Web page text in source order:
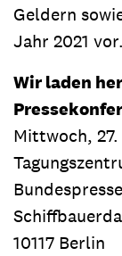
Geldern
Jahr 2021 vor.
Wir laden
Mittwoch,
10117 Berlin